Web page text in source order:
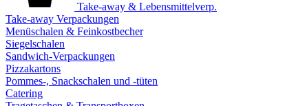
Take-away & Lebensmittelverp.
Take-away Verpackungen
Menüschalen & Feinkostbecher
Siegelschalen
Sandwich-Verpackungen
Pizzakartons
Pommes-, Snackschalen und -tüten
Catering